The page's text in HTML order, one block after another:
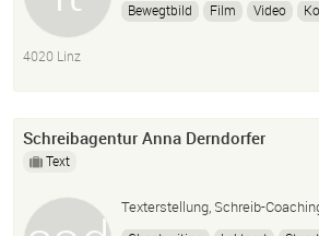
Bewegtbild Film Video
4020 Linz
Schreibagentur Anna Derndorfer
Text
Texterstellung, Schreib-